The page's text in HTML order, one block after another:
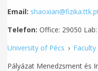
Email:
Telefon: Office: 29050 Lab:
University of Pécs ›
Pályázat Menedzsment és